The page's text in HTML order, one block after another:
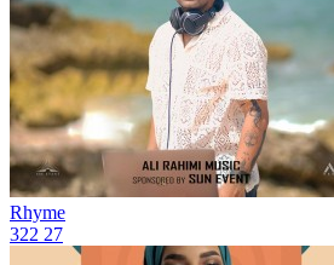
Rhyme
322 27